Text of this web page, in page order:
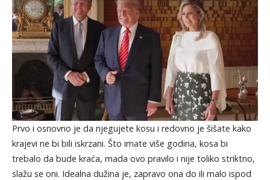
Prvo i osnovno je da njegujete kosu i redovno je šišate kako
krajevi ne bi bili iskrzani. Što imate više godina, kosa bi
trebalo da bude kraća, mada ovo pravilo i nije toliko striktno,
slažu se oni. Idealna dužina je, zapravo ona do ili malo ispod